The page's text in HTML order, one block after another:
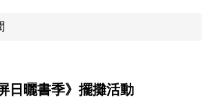
日曬書季》擺攤活動